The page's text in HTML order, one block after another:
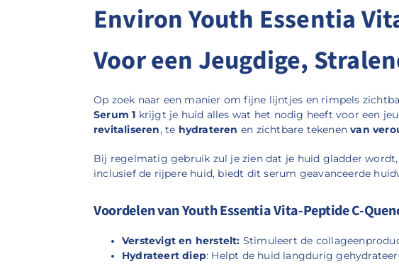
Environ Youth Essentia
Voor een Jeugdige,
Op zoek naar een manier om fijne lijntjes en rimpels
Serum 1 krijgt je huid alles wat het nodig heeft voor een
revitaliseren, te hydrateren en zichtbare tekenenvan
Bij regelmatig gebruik zul je zien dat je huid gladder
inclusief de rijpere huid, biedt dit serum geavanceerde
Voordelen van Youth Essentia Vita-Peptide C-
Verstevigt en herstelt: Stimuleert de
Hydrateert diep: Helpt de huid langdurig